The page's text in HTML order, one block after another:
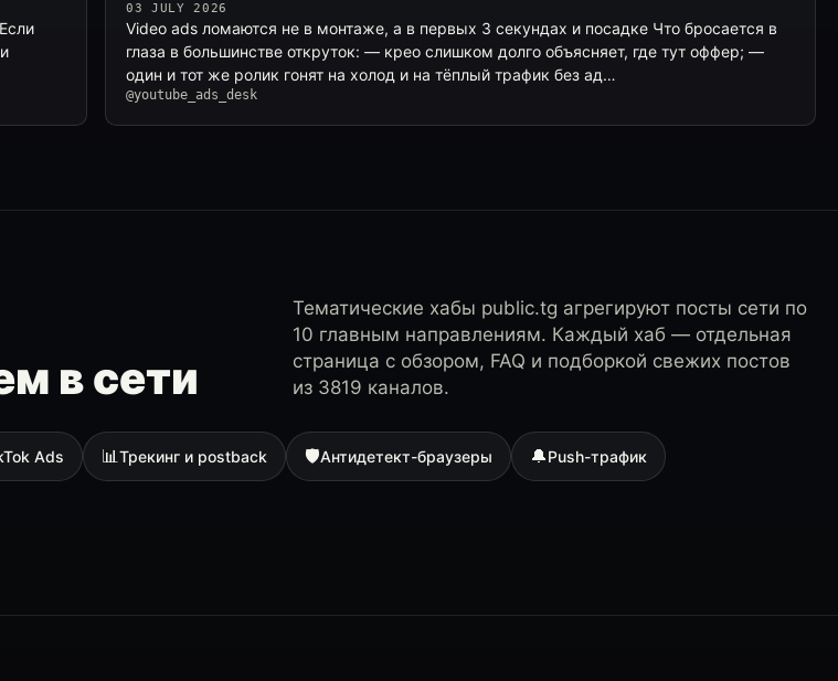
03 JULY 2026
Video ads ломаются не в монтаже, а в первых 3 секундах и посадке Что бросается в
глаза в большинстве откруток: — крео слишком долго объясняет, где тут оффер; —
один и тот же ролик гонят на холод и на тёплый трафик без ад…
@youtube_ads_desk
в сети
Тематические хабы public.tg агрегируют посты сети по
10 главным направлениям. Каждый хаб — отдельная
страница с обзором, FAQ и подборкой свежих постов
из 3819 каналов.
Ads 📊Трекинг и postback 🛡Антидетект-браузеры 🔔Push-трафик